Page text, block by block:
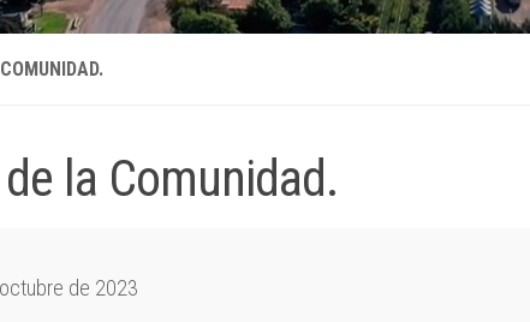
la Comunidad.
de 2023